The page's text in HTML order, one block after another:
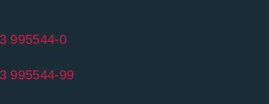
995544-0
995544-99